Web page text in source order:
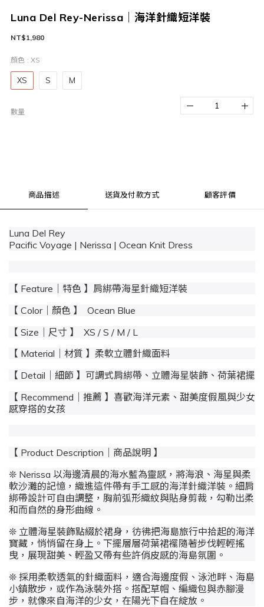
Luna Del Rey-Nerissa｜海洋針織短洋裝
NT$1,980
顏色 : XS
XS S M
數量
商品描述 送貨及付款方式 顧客評價
Luna Del Rey
Pacific Voyage | Nerissa | Ocean Knit Dress
【 Feature｜特色 】肩綁帶海星針織短洋裝
【 Color｜顏色 】 Ocean Blue
【 Size｜尺寸 】 XS / S / M / L
【 Material｜材質 】柔軟立體針織面料
【 Detail｜細節 】可調式肩綁帶、立體海星裝飾、荷葉裙擺
【 Recommend｜推薦 】喜歡海洋元素、甜美度假風與少女
感穿搭的女孩
【 Product Description｜商品說明 】
❊ Nerissa 以海邊清晨的海水藍為靈感，將海浪、海星與柔
軟沙灘的記憶，織進這件帶有手工感的海洋針織洋裝。細肩
綁帶設計可自由調整，胸前弧形織紋與貼身剪裁，勾勒出柔
和而自然的身形曲線。
❊ 立體海星裝飾點綴於裙身，彷彿把海島旅行中拾起的海洋
寶藏，悄悄留在身上。下擺層層荷葉裙襬隨著步伐輕輕搖
曳，展現甜美、輕盈又帶有些許俏皮感的海島氛圍。
❊ 採用柔軟透氣的針織面料，適合海邊度假、泳池畔、海島
小鎮散步，或作為泳裝外搭。搭配草帽、編織包與赤腳漫
步，就像來自海洋的少女，在陽光下自在綻放。